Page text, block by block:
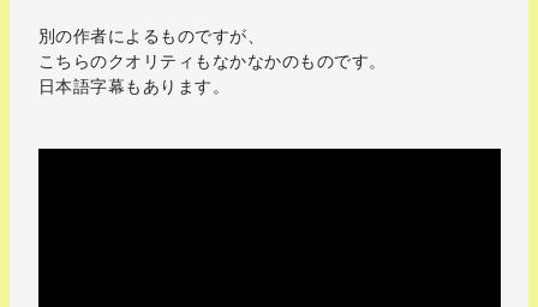
別の作者によるものですが、
こちらのクオリティもなかなかのものです。
日本語字幕もあります。